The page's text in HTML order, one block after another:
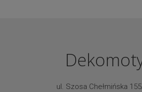
ul. Szosa Chełmińska